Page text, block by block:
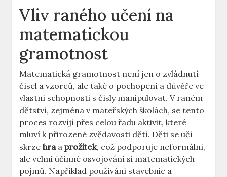
Vliv raného učení na
matematickou
gramotnost
Matematická gramotnost není jen o zvládnutí
čísel a vzorců, ale také o pochopení a důvěře ve
vlastní schopnosti s čísly manipulovat. V raném
dětství, zejména v mateřských školách, se tento
proces rozvíjí přes celou řadu aktivit, které
mluví k přirozené zvědavosti dětí. Děti se učí
skrzehraaprožitek, což podporuje neformální,
ale velmi účinné osvojování si matematických
pojmů. Například používání stavebnic a